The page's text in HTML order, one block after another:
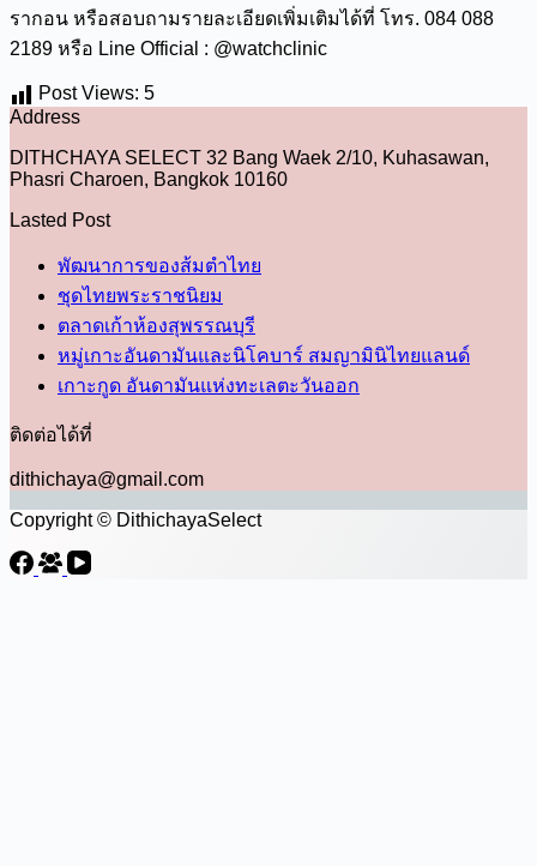
รากอน หรือสอบถามรายละเอียดเพิ่มเติมได้ที่ โทร. 084 088
2189 หรือ Line Official : @watchclinic
Post Views: 5
Address
DITHCHAYA SELECT 32 Bang Waek 2/10, Kuhasawan,
Phasri Charoen, Bangkok 10160
Lasted Post
พัฒนาการของส้มตำไทย
ชุดไทยพระราชนิยม
ตลาดเก้าห้องสุพรรณบุรี
หมู่เกาะอันดามันและนิโคบาร์ สมญามินิไทยแลนด์
เกาะกูด อันดามันแห่งทะเลตะวันออก
ติดต่อได้ที่
dithichaya@gmail.com
Copyright © DithichayaSelect